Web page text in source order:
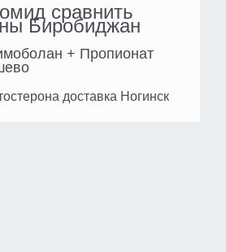
сравнить
Биробиджан
+ Пропионат
доставка Ногинск